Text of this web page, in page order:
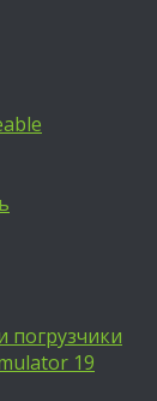
погрузчики
19